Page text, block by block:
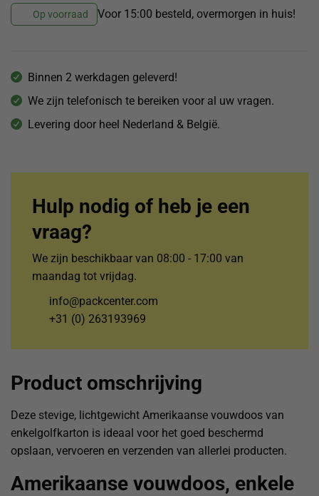
Op voorraad Voor 15:00 besteld, overmorgen in huis!
Binnen 2 werkdagen geleverd!
We zijn telefonisch te bereiken voor al uw vragen.
Levering door heel Nederland & België.
Hulp nodig of heb je een
vraag?
We zijn beschikbaar van 08:00 - 17:00 van
maandag tot vrijdag.
info@packcenter.com
+31 (0) 263193969
Product omschrijving
Deze stevige, lichtgewicht Amerikaanse vouwdoos van
enkelgolfkarton is ideaal voor het goed beschermd
opslaan, vervoeren en verzenden van allerlei producten.
Amerikaanse vouwdoos, enkele